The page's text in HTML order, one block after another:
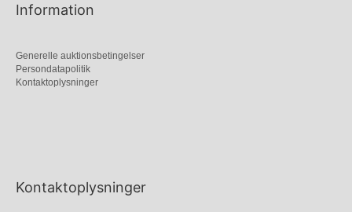
Information
Generelle auktionsbetingelser
Persondatapolitik
Kontaktoplysninger
Kontaktoplysninger